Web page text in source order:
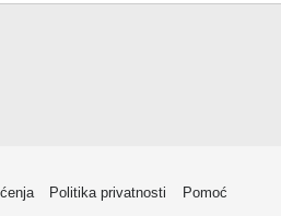
Politika privatnosti
Pomoć